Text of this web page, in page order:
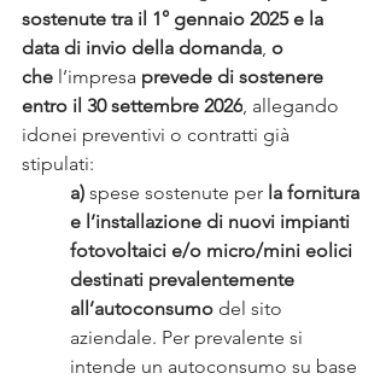
sostenute tra il 1° gennaio 2025 e la
data di invio della domanda o
che l’impresa prevede di sostenere
entro il 30 settembre 2026 , allegando
idonei preventivi o contratti già
stipulati:
a) spese sostenute per la fornitura
e l’installazione di nuovi impianti
fotovoltaici e/o micro/mini eolici
destinati prevalentemente
all’autoconsumo del sito
aziendale. Per prevalente si
intende un autoconsumo su base